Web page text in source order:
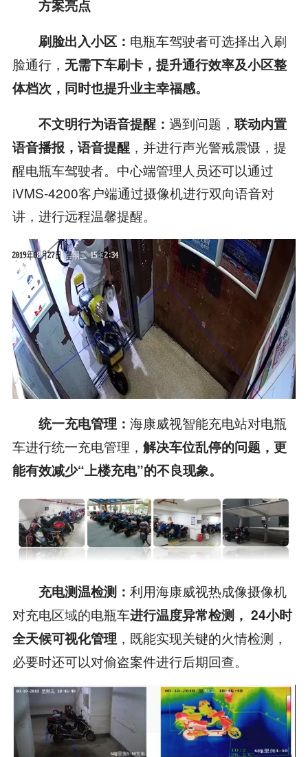
方案亮点
刷脸出入小区： 电瓶车驾驶者可选择出入刷
脸通行， 无需下车刷卡，提升通行效率及小区整
体档次，同时也提升业主幸福感。
不文明行为语音提醒： 遇到问题， 联动内置
语音播报，语音提醒，并进行声光警戒震慑，提
醒电瓶车驾驶者。中心端管理人员还可以通过
iVMS-4200客户端通过摄像机进行双向语音对
讲，进行远程温馨提醒。
统一充电管理： 海康威视智能充电站对电瓶
车进行统一充电管理， 解决车位乱停的问题，更
能有效减少“上楼充电”的不良现象。
充电测温检测： 利用海康威视热成像摄像机
对充电区域的电瓶车进行温度异常检测， 24小时
全天候可视化管理 ，既能实现关键的火情检测，
必要时还可以对偷盗案件进行后期回查。